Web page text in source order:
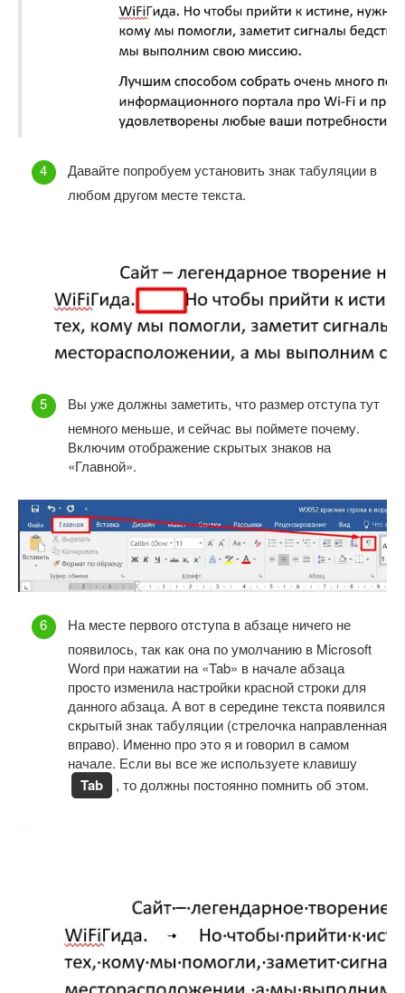
Давайте попробуем установить знак табуляции в
любом другом месте текста.
Вы уже должны заметить, что размер отступа тут
немного меньше, и сейчас вы поймете почему.
Включим отображение скрытых знаков на
«Главной».
На месте первого отступа в абзаце ничего не
появилось, так как она по умолчанию в Microsoft
Word при нажатии на «Tab» в начале абзаца
просто изменила настройки красной строки для
данного абзаца. А вот в середине текста появился
скрытый знак табуляции (стрелочка направленная
вправо). Именно про это я и говорил в самом
начале. Если вы все же используете клавишу
Tab , то должны постоянно помнить об этом.